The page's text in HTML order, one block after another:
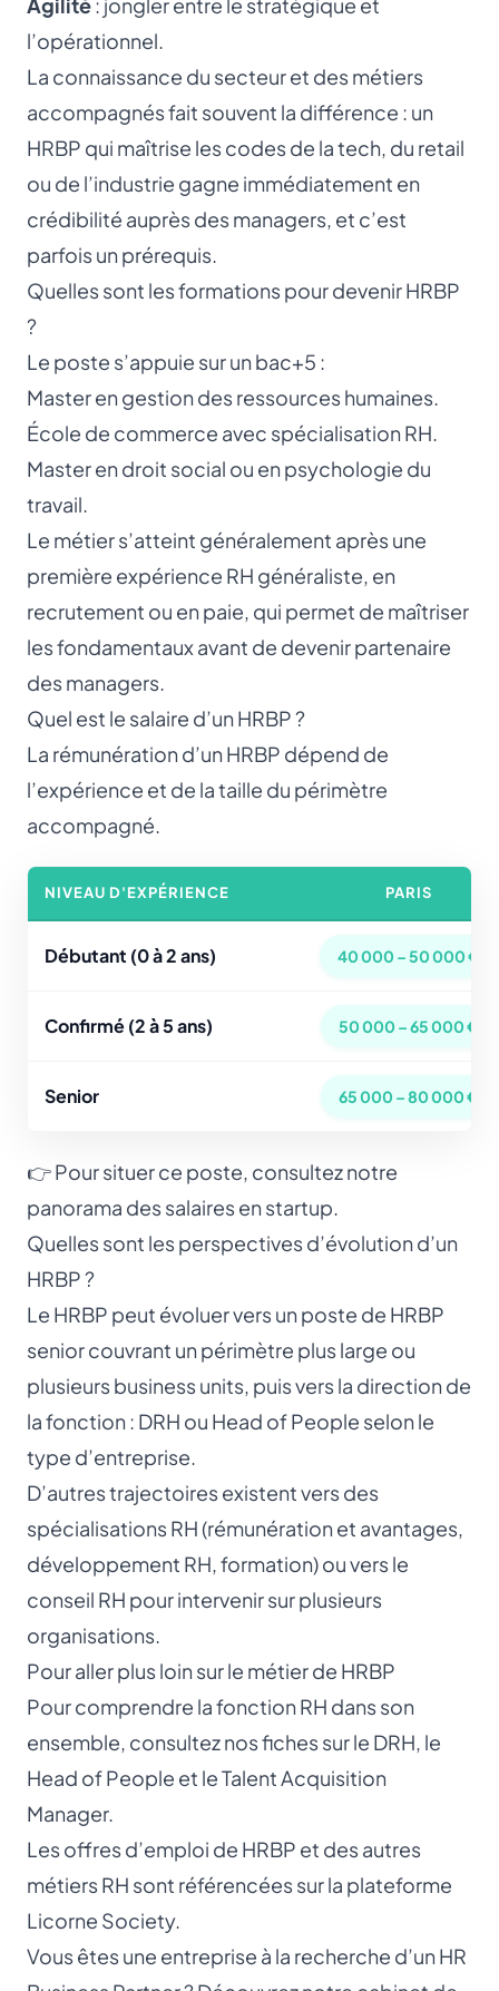
l’opérationnel.
La connaissance du secteur et des métiers
accompagnés fait souvent la différence : un
HRBP qui maîtrise les codes de la tech, du retail
ou de l’industrie gagne immédiatement en
crédibilité auprès des managers, et c’est
parfois un prérequis.
Quelles sont les formations pour devenir HRBP
?
Le poste s’appuie sur un bac+5 :
Master en gestion des ressources humaines.
École de commerce avec spécialisation RH.
Master en droit social ou en psychologie du
travail.
Le métier s’atteint généralement après une
première expérience RH généraliste, en
recrutement ou en paie, qui permet de maîtriser
les fondamentaux avant de devenir partenaire
des managers.
Quel est le salaire d’un HRBP ?
La rémunération d’un HRBP dépend de
l’expérience et de la taille du périmètre
accompagné.
NIVEAU D'EXPÉRIENCE PARIS
Débutant (0 à 2 ans) 40 000 – 50 000 €
Confirmé (2 à 5 ans) 50 000 – 65 000 €
Senior 65 000 – 80 000 €
👉 Pour situer ce poste, consultez notre
panorama dessalaires en startup.
Quelles sont les perspectives d’évolution d’un
HRBP ?
Le HRBP peut évoluer vers un poste de HRBP
senior couvrant un périmètre plus large ou
plusieurs business units, puis vers la direction de
la fonction : DRH ou Head of People selon le
type d’entreprise.
D’autres trajectoires existent vers des
spécialisations RH (rémunération et avantages,
développement RH, formation) ou vers le
conseil RH pour intervenir sur plusieurs
organisations.
Pour aller plus loin sur le métier de HRBP
Pour comprendre la fonction RH dans son
ensemble, consultez nos fiches sur le DRH, le
Head of People et leTalent Acquisition
Manager.
Les offres d’emploi de HRBP et des autres
métiers RH sont référencées sur la plateforme
Licorne Society.
Vous êtes une entreprise à la recherche d’un HR